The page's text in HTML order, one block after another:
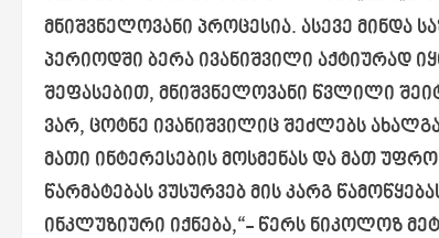
მნიშვნელოვანი პროცესია. ასევე მინდა
პერიოდში ბერა ივანიშვილი აქტიურად
შეფასებით, მნიშვნელოვანი წვლილი
ვარ, ცოტნე ივანიშვილიც შეძლებს
მათი ინტერესების მოსმენას და მათ
წარმატებას ვუსურვებ მის კარგ
ინკლუზიური იქნება,“- წერს ნიკოლოზ